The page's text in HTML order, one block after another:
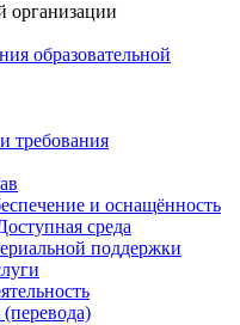
организации
образовательной
требования
и оснащённость
среда
поддержки